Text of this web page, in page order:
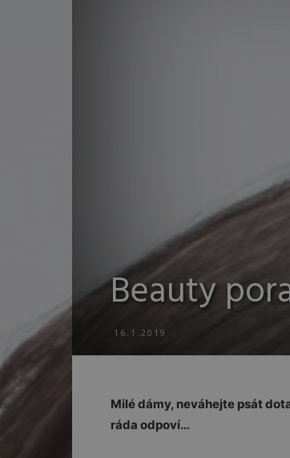
Beauty
16.1.2019
Milé dámy, neváhejte psát
ráda odpoví…